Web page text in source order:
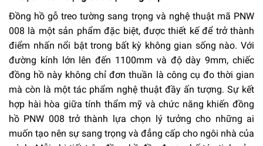
Đồng hồ gỗ treo tường sang trọng và nghệ thuật mã PNW
008 là một sản phẩm đặc biệt, được thiết kế để trở thành
điểm nhấn nổi bật trong bất kỳ không gian sống nào. Với
đường kính lớn lên đến 1100mm và độ dày 9mm, chiếc
đồng hồ này không chỉ đơn thuần là công cụ đo thời gian
mà còn là một tác phẩm nghệ thuật đầy ấn tượng. Sự kết
hợp hài hòa giữa tính thẩm mỹ và chức năng khiến đồng
hồ PNW 008 trở thành lựa chọn lý tưởng cho những ai
muốn tạo nên sự sang trọng và đẳng cấp cho ngôi nhà của